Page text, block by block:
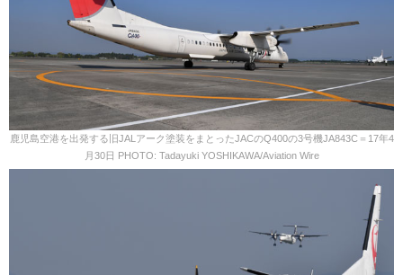
鹿児島空港を出発する旧JALアーク塗装をまとったJACのQ400の3号機JA843C＝17年4
月30日 PHOTO: Tadayuki YOSHIKAWA/Aviation Wire